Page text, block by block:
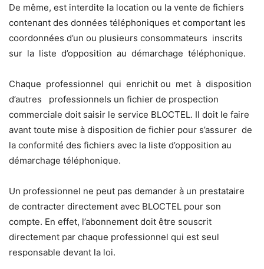
De même, est interdite la location ou la vente de fichiers
contenant des données téléphoniques et comportant les
coordonnées d’un ou plusieurs consommateurs inscrits
sur la liste d’opposition au démarchage téléphonique.
Chaque professionnel qui enrichit ou met à disposition
d’autres professionnels un fichier de prospection
commerciale doit saisir le service BLOCTEL. Il doit le faire
avant toute mise à disposition de fichier pour s’assurer de
la conformité des fichiers avec la liste d’opposition au
démarchage téléphonique.
Un professionnel ne peut pas demander à un prestataire
de contracter directement avec BLOCTEL pour son
compte. En effet, l’abonnement doit être souscrit
directement par chaque professionnel qui est seul
responsable devant la loi.